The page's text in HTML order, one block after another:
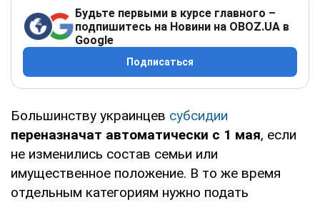
Будьте первыми в курсе главного –
подпишитесь на Новини на OBOZ.UA в
Google
Подписаться
Большинству украинцев субсидии
переназначат автоматически с 1 мая, если
не изменились состав семьи или
имущественное положение. В то же время
отдельным категориям нужно подать